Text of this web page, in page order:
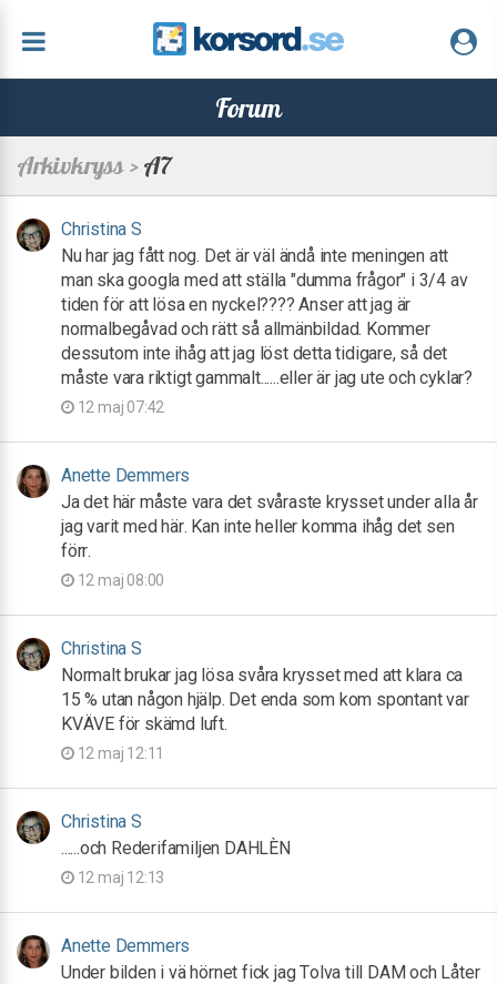
Forum
Arkivkryss >A7
Christina S
Nu har jag fått nog. Det är väl ändå inte meningen att
man ska googla med att ställa "dumma frågor" i 3/4 av
tiden för att lösa en nyckel???? Anser att jag är
normalbegåvad och rätt så allmänbildad. Kommer
dessutom inte ihåg att jag löst detta tidigare, så det
måste vara riktigt gammalt......eller är jag ute och cyklar?
12 maj 07:42
Anette Demmers
Ja det här måste vara det svåraste krysset under alla år
jag varit med här. Kan inte heller komma ihåg det sen
förr.
12 maj 08:00
Christina S
Normalt brukar jag lösa svåra krysset med att klara ca
15 % utan någon hjälp. Det enda som kom spontant var
KVÄVE för skämd luft.
12 maj 12:11
Christina S
......och Rederifamiljen DAHLÈN
12 maj 12:13
Anette Demmers
Under bilden i vä hörnet fick jag Tolva till DAM och Låter